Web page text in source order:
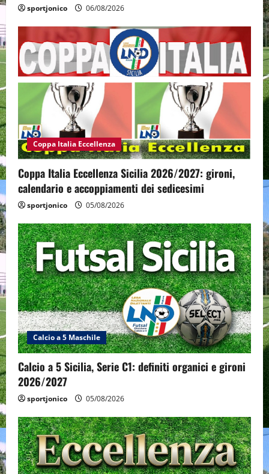
sportjonico 06/08/2026
Coppa Italia Eccellenza
Coppa Italia Eccellenza Sicilia 2026/2027: gironi,
calendario e accoppiamenti dei sedicesimi
sportjonico 05/08/2026
Calcio a 5 Maschile
Calcio a 5 Sicilia, Serie C1: definiti organici e gironi
2026/2027
sportjonico 05/08/2026